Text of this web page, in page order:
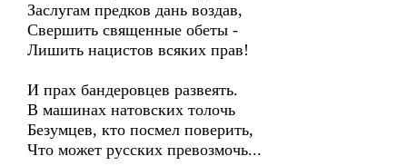
Заслугам предков дань воздав,
Свершить священные обеты -
Лишить нацистов всяких прав!
И прах бандеровцев развеять.
В машинах натовских толочь
Безумцев, кто посмел поверить,
Что может русских превозмочь...